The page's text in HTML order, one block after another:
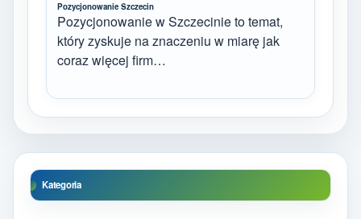
Pozycjonowanie Szczecin
Pozycjonowanie w Szczecinie to temat,
który zyskuje na znaczeniu w miarę jak
coraz więcej firm…
Kategoria